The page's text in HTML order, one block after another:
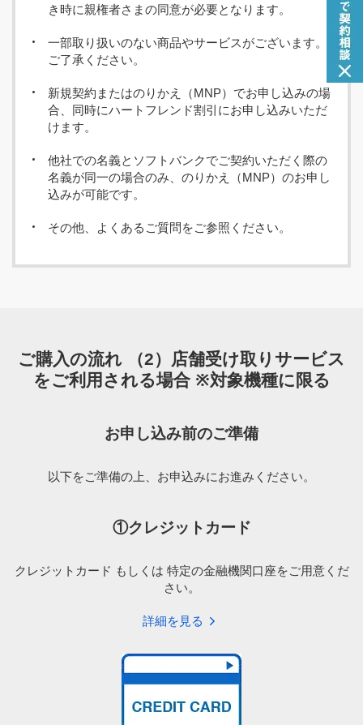
STEP 03
「MNP予約番号情報について」画面が表示されます
「次へ」をタップすると、現在ご契約中のサイトへ
き時に親権者さまの同意が必要となります。
一部取り扱いのない商品やサービスがございます。
ご了承ください。
新規契約またはのりかえ（MNP）でお申し込みの場
合、同時にハートフレンド割引にお申し込みいただ
けます。
他社での名義とソフトバンクでご契約いただく際の
名義が同一の場合のみ、のりかえ（MNP）のお申し
込みが可能です。
その他、よくあるご質問をご参照ください。
ご購入の流れ （2）店舗受け取りサービス
をご利用される場合 ※対象機種に限る
お申し込み前のご準備
以下をご準備の上、お申込みにお進みください。
①クレジットカード
クレジットカード もしくは 特定の金融機関口座をご用意くだ
さい。
詳細を見る